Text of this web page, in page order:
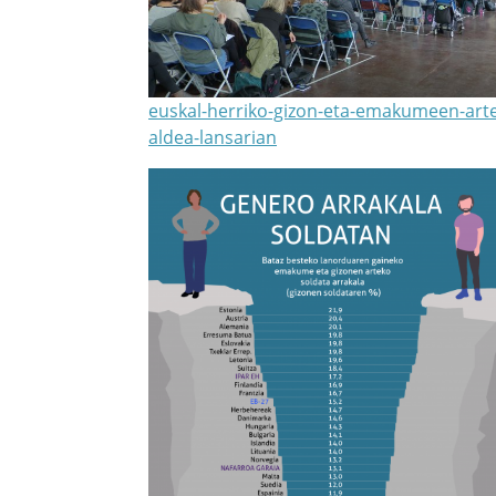
euskal-herriko-gizon-eta-emakumeen-
aldea-lansarian